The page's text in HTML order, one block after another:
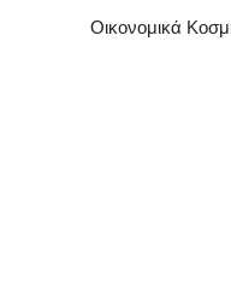
Οικονομικά